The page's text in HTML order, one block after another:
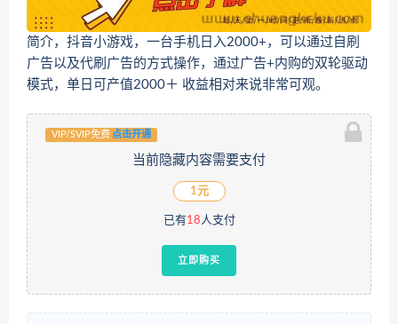
简介，抖音小游戏，一台手机日入2000+，可以通过自刷
广告以及代刷广告的方式操作，通过广告+内购的双轮驱动
模式，单日可产值2000＋ 收益相对来说非常可观。
VIP/SVIP免费 点击开通
当前隐藏内容需要支付
1元
已有18人支付
立即购买